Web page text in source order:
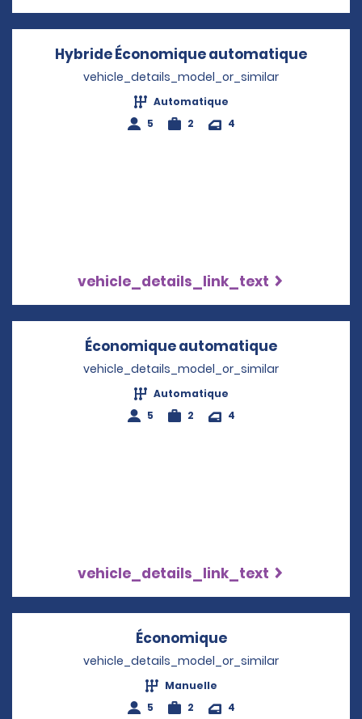
Hybride Économique automatique
vehicle_details_model_or_similar
Automatique
5
2 4
vehicle_details_link_text
Économique automatique
vehicle_details_model_or_similar
Automatique
5
2 4
vehicle_details_link_text
ÉconomiqueOpens in a new
vehicle_details_model_or_similar
Manuelle
5
2 4